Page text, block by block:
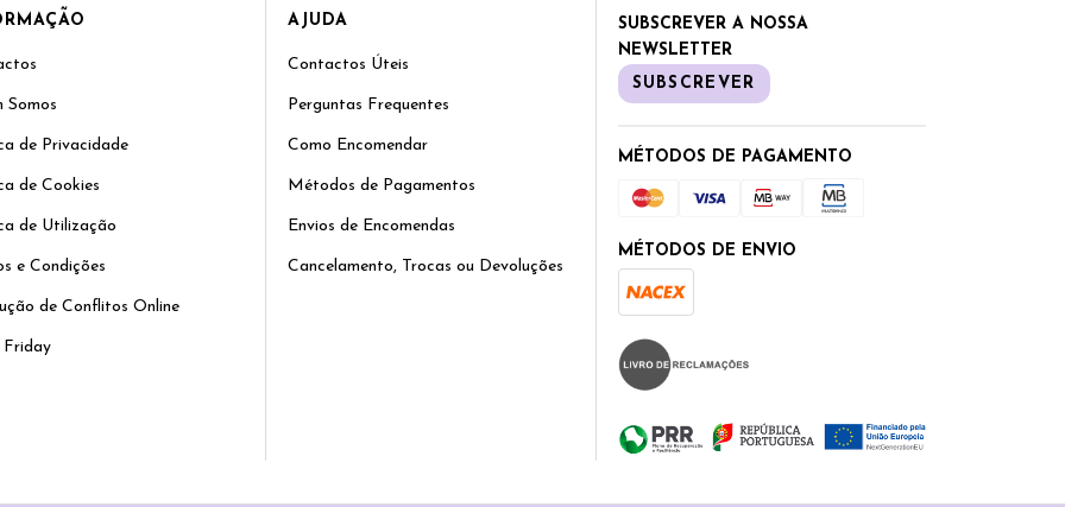
Somos
de Privacidade
de Cookies
de Utilização
e Condições
de Conflitos Online
Friday
AJUDA
Contactos Úteis
Perguntas Frequentes
Como Encomendar
Métodos de Pagamentos
Envios de Encomendas
Cancelamento, Trocas ou Devoluções
SUBSCREVER A NOSSA
NEWSLETTER
SUBSCREVER
MÉTODOS DE PAGAMENTO
MÉTODOS DE ENVIO